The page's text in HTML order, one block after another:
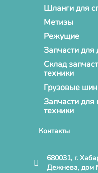
Шланги для
Метизы
Режущие
Запчасти
Склад
техники
Грузовые
Запчасти
техники
Контакты
680031, г.
Дежнева, дом